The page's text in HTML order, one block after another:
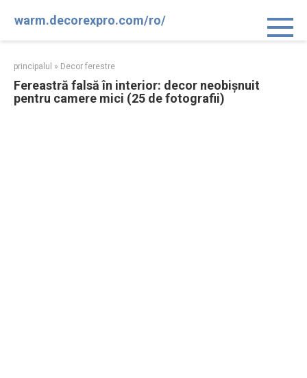
warm.decorexpro.com/ro/
principalul » Decor ferestre
Fereastră falsă în interior: decor neobișnuit
pentru camere mici (25 de fotografii)